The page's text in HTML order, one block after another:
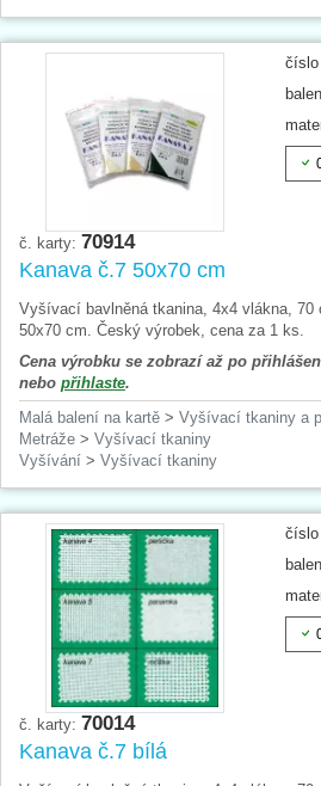
č. karty: 70914
Kanava č.7 50x70 cm
Vyšívací bavlněná tkanina, 4x4 vlákna, 70
50x70 cm. Český výrobek, cena za 1 ks.
Cena výrobku se zobrazí až po
nebo přihlaste.
Malá balení na kartě > Vyšívací tkaniny a
Metráže > Vyšívací tkaniny
Vyšívání > Vyšívací tkaniny
č. karty: 70014
Kanava č.7 bílá